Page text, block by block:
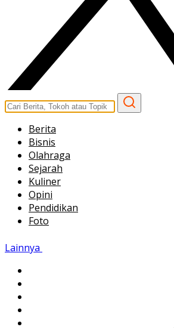
Berita
Bisnis
Olahraga
Sejarah
Kuliner
Opini
Pendidikan
Foto
Lainnya